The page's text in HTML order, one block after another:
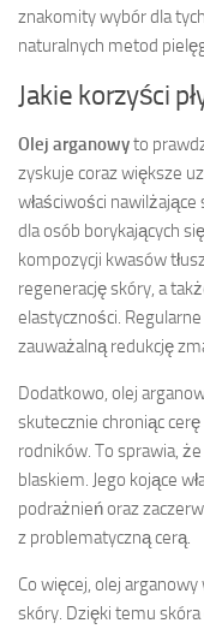
znakomity wybór dla
naturalnych metod
Jakie korzyści
Olej arganowyto
zyskuje coraz większe
właściwości
dla osób borykających
kompozycji kwasów
regenerację skóry, a
elastyczności.
zauważalną redukcję
Dodatkowo, olej
skutecznie chroniąc
rodników. To sprawia,
blaskiem. Jego kojące
podrażnień oraz
z problematyczną cerą.
Co więcej, olej
skóry. Dzięki temu